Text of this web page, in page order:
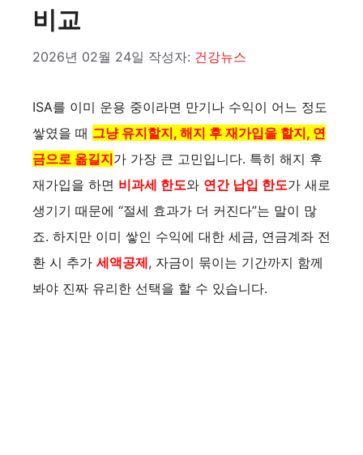
비교
2026년 02월 24일 작성자: 건강뉴스
ISA를 이미 운용 중이라면 만기나 수익이 어느 정도
쌓였을 때 그냥 유지할지, 해지 후 재가입을 할지, 연
금으로 옮길지가 가장 큰 고민입니다. 특히 해지 후
재가입을 하면 비과세 한도와 연간 납입 한도가 새로
생기기 때문에 “절세 효과가 더 커진다”는 말이 많
죠. 하지만 이미 쌓인 수익에 대한 세금, 연금계좌 전
환 시 추가 세액공제, 자금이 묶이는 기간까지 함께
봐야 진짜 유리한 선택을 할 수 있습니다.